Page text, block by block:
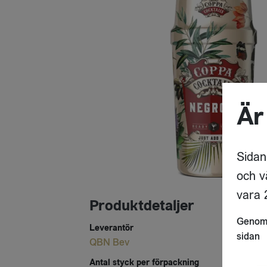
Produktdetaljer
Leverantör
QBN Bev
Antal styck per förpackning
och
vara
sidan